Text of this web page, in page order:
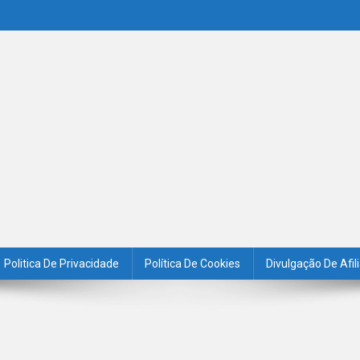
Politica De Privacidade Política De Cookies Divulgação De